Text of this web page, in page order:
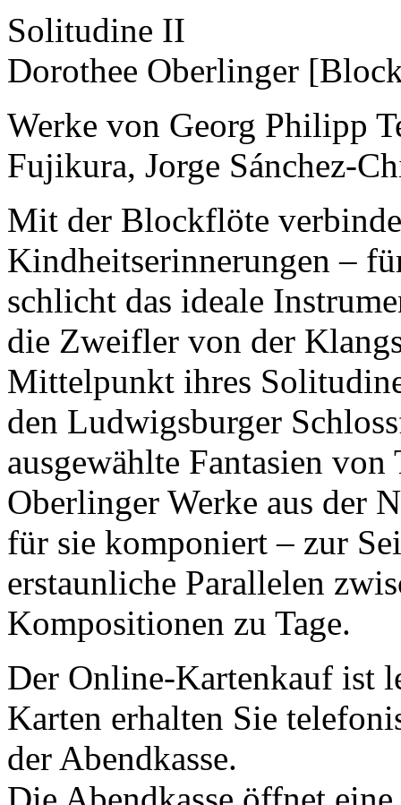
Solitudine II
Dorothee Oberlinger
Werke von Georg Philipp
Fujikura, Jorge Sánchez-
Mit der Blockflöte
Kindheitserinnerungen –
schlicht das ideale
die Zweifler von der
Mittelpunkt ihres
den Ludwigsburger
ausgewählte Fantasien
Oberlinger Werke aus der
für sie komponiert – zur
erstaunliche Parallelen
Kompositionen zu Tage.
Der Online-Kartenkauf ist
Karten erhalten Sie
der Abendkasse.